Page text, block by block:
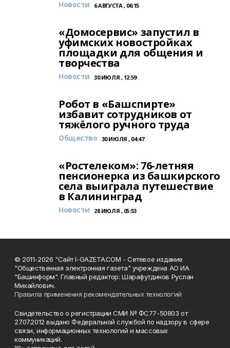
Новости 6 АВГУСТА , 06:15
«Домосервис» запустил в
уфимских новостройках
площадки для общения и
творчества
Новости 30 ИЮЛЯ , 12:59
Робот в «Башспирте»
избавит сотрудников от
тяжёлого ручного труда
Общество 30 ИЮЛЯ , 04:47
«Ростелеком»: 76-летняя
пенсионерка из башкирского
села выиграла путешествие
в Калининград
Новости 28 ИЮЛЯ , 05:53
© 2011-2026 "Сайт I-GAZETA.COM - Сетевое издание
"Общественная электронная газета" учреждена АО ИА
"Башинформ". Главный редактор: Шарафутдинов Руслан
Михайлович.
Правила применения рекомендательных технологий
Свидетельство о регистрации СМИ № ФС77-50803 от
27.07.2012 выдано Федеральной службой по надзору в сфере
связи, информационных технологий и массовых
коммуникаций.